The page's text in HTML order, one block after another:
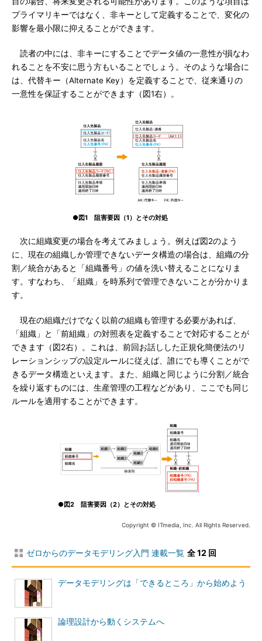
プライマリキーではなく、非キーとして定義することで、変化の
影響を最小限に抑えることができます。
読者の中には、非キーにすることでデータ値の一意性が損なわ
れることを不安に思う方もいることでしょう。そのような場合に
は、代替キー（Alternate Key）を定義することで、従来通りの
一意性を保証することができます（図1右）。
●図1 阻害要因（1）とその対処
次に組織変更の場合を考えてみましょう。例えば図2のよう
に、現在の組織しか管理できないデータ構造の場合は、組織の分
割／統合があると「組織番号」の値を洗い替えることになりま
す。すなわち、「組織」を時系列で管理できないことが分かりま
す。
現在の組織だけでなく以前の組織も管理する必要があれば、
「組織」と「前組織」の対照表を定義することで対応することが
できます（図2右）。これは、前回お話しした正規化簡便法のリ
レーションシップの設定ルールに従えば、誰にでも導くことがで
きるデータ構造といえます。また、組織と同じように分割／統合
を繰り返すものには、生産管理の工程などがあり、ここでも同じ
ルールを適用することができます。
●図2 阻害要因（2）とその対処
Copyright © ITmedia, Inc. All Rights Reserved.
ゼロからのデータモデリング入門 連載一覧 全 12 回
データモデリングは「できるところ」から始めよう
論理設計から動くシステムへ